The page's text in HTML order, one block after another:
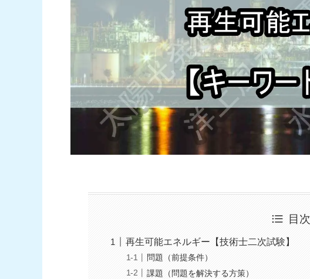
目次
再生可能エネルギー【技術士二次試験】
問題（前提条件）
課題（問題を解決する方策）